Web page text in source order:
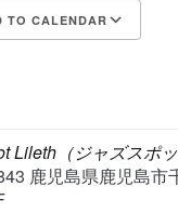
TO CALENDAR
Lileth（ジャズスポ
鹿児島県鹿児島市